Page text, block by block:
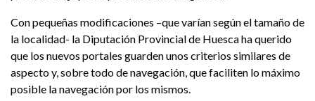
Con pequeñas modificaciones –que varían según el tamaño de
la localidad- la Diputación Provincial de Huesca ha querido
que los nuevos portales guarden unos criterios similares de
aspecto y, sobre todo de navegación, que faciliten lo máximo
posible la navegación por los mismos.